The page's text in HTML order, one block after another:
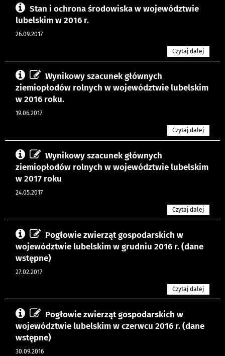
Stan i ochrona środowiska w województwie
lubelskim w 2016 r.
26.09.2017
Czytaj dalej
Wynikowy szacunek głównych
ziemiopłodów rolnych w województwie lubelskim
w 2016 roku.
19.06.2017
Czytaj dalej
Wynikowy szacunek głównych
ziemiopłodów rolnych w województwie lubelskim
w 2017 roku
24.05.2017
Czytaj dalej
Pogłowie zwierząt gospodarskich w
województwie lubelskim w grudniu 2016 r. (dane
wstępne)
27.02.2017
Czytaj dalej
Pogłowie zwierząt gospodarskich w
województwie lubelskim w czerwcu 2016 r. (dane
wstępne)
30.09.2016